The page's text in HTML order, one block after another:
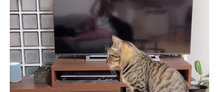
企業向けIT製品の総合サイト
IT製品の技術・比較・事例
製造業のIT導入・活用を支援
モノづくり技術者専門サイト